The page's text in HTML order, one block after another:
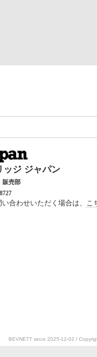
ッジ ジャパン
販売部
合わせいただく場合は、 こ
BEVNETTsince 2025-12-02 /